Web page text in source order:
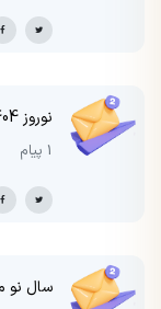
نوروز 1404، برایتان سالی پر از شکوفه‌های امید
1 پیام
سال نو